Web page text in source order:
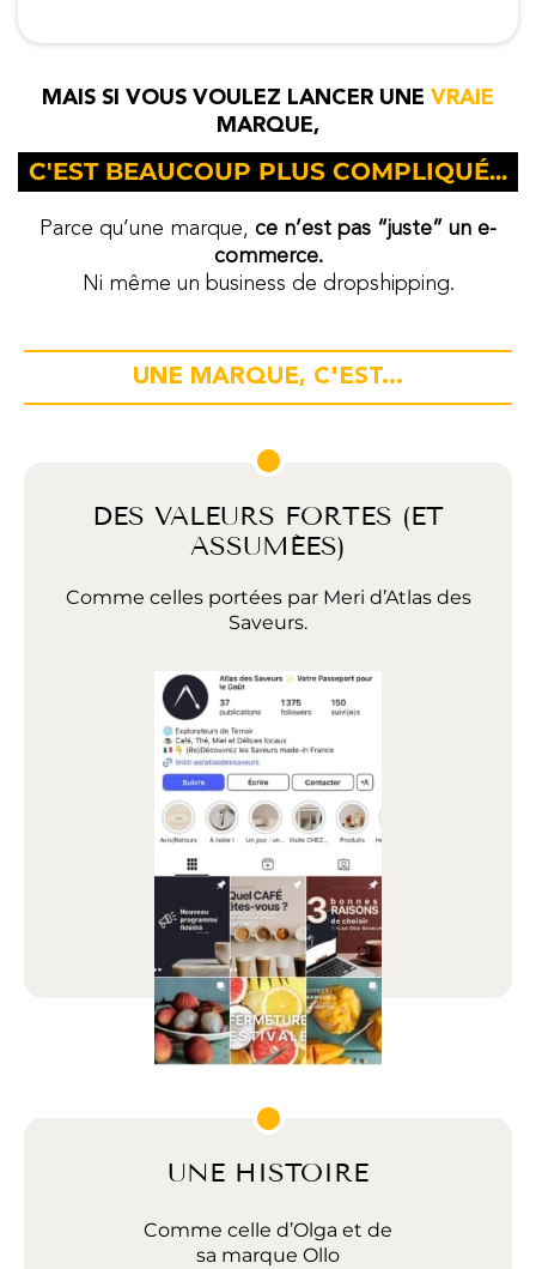
MAIS SI VOUS VOULEZ LANCER UNE VRAIE
MARQUE,
C'EST BEAUCOUP PLUS COMPLIQUÉ...
Parce qu’une marque, ce n’est pas “juste” un e-
commerce.
Ni même un business de dropshipping.
UNE MARQUE, C'EST...
DES VALEURS FORTES (ET
ASSUMÉES)
Comme celles portées par Meri d’Atlas des
Saveurs.
UNE HISTOIRE
Comme celle d’Olga et de
sa marque Ollo